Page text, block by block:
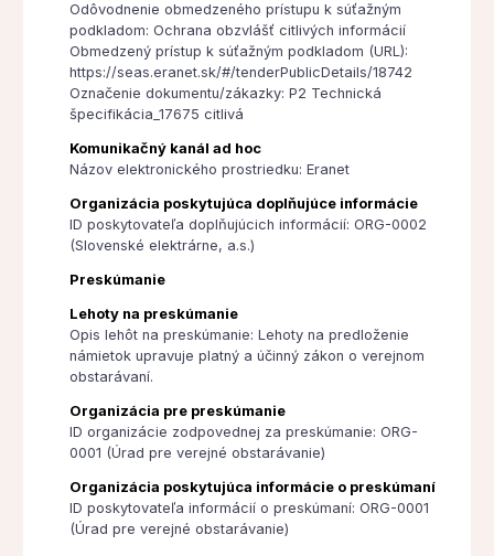
Odôvodnenie obmedzeného prístupu k súťažným
podkladom: Ochrana obzvlášť citlivých informácií
Obmedzený prístup k súťažným podkladom (URL):
https://seas.eranet.sk/#/tenderPublicDetails/18742
Označenie dokumentu/zákazky: P2 Technická
špecifikácia_17675 citlivá
Komunikačný kanál ad hoc
Názov elektronického prostriedku: Eranet
Organizácia poskytujúca doplňujúce informácie
ID poskytovateľa doplňujúcich informácií: ORG-0002
(Slovenské elektrárne, a.s.)
Preskúmanie
Lehoty na preskúmanie
Opis lehôt na preskúmanie: Lehoty na predloženie
námietok upravuje platný a účinný zákon o verejnom
obstarávaní.
Organizácia pre preskúmanie
ID organizácie zodpovednej za preskúmanie: ORG-
0001 (Úrad pre verejné obstarávanie)
Organizácia poskytujúca informácie o preskúmaní
ID poskytovateľa informácií o preskúmaní: ORG-0001
(Úrad pre verejné obstarávanie)